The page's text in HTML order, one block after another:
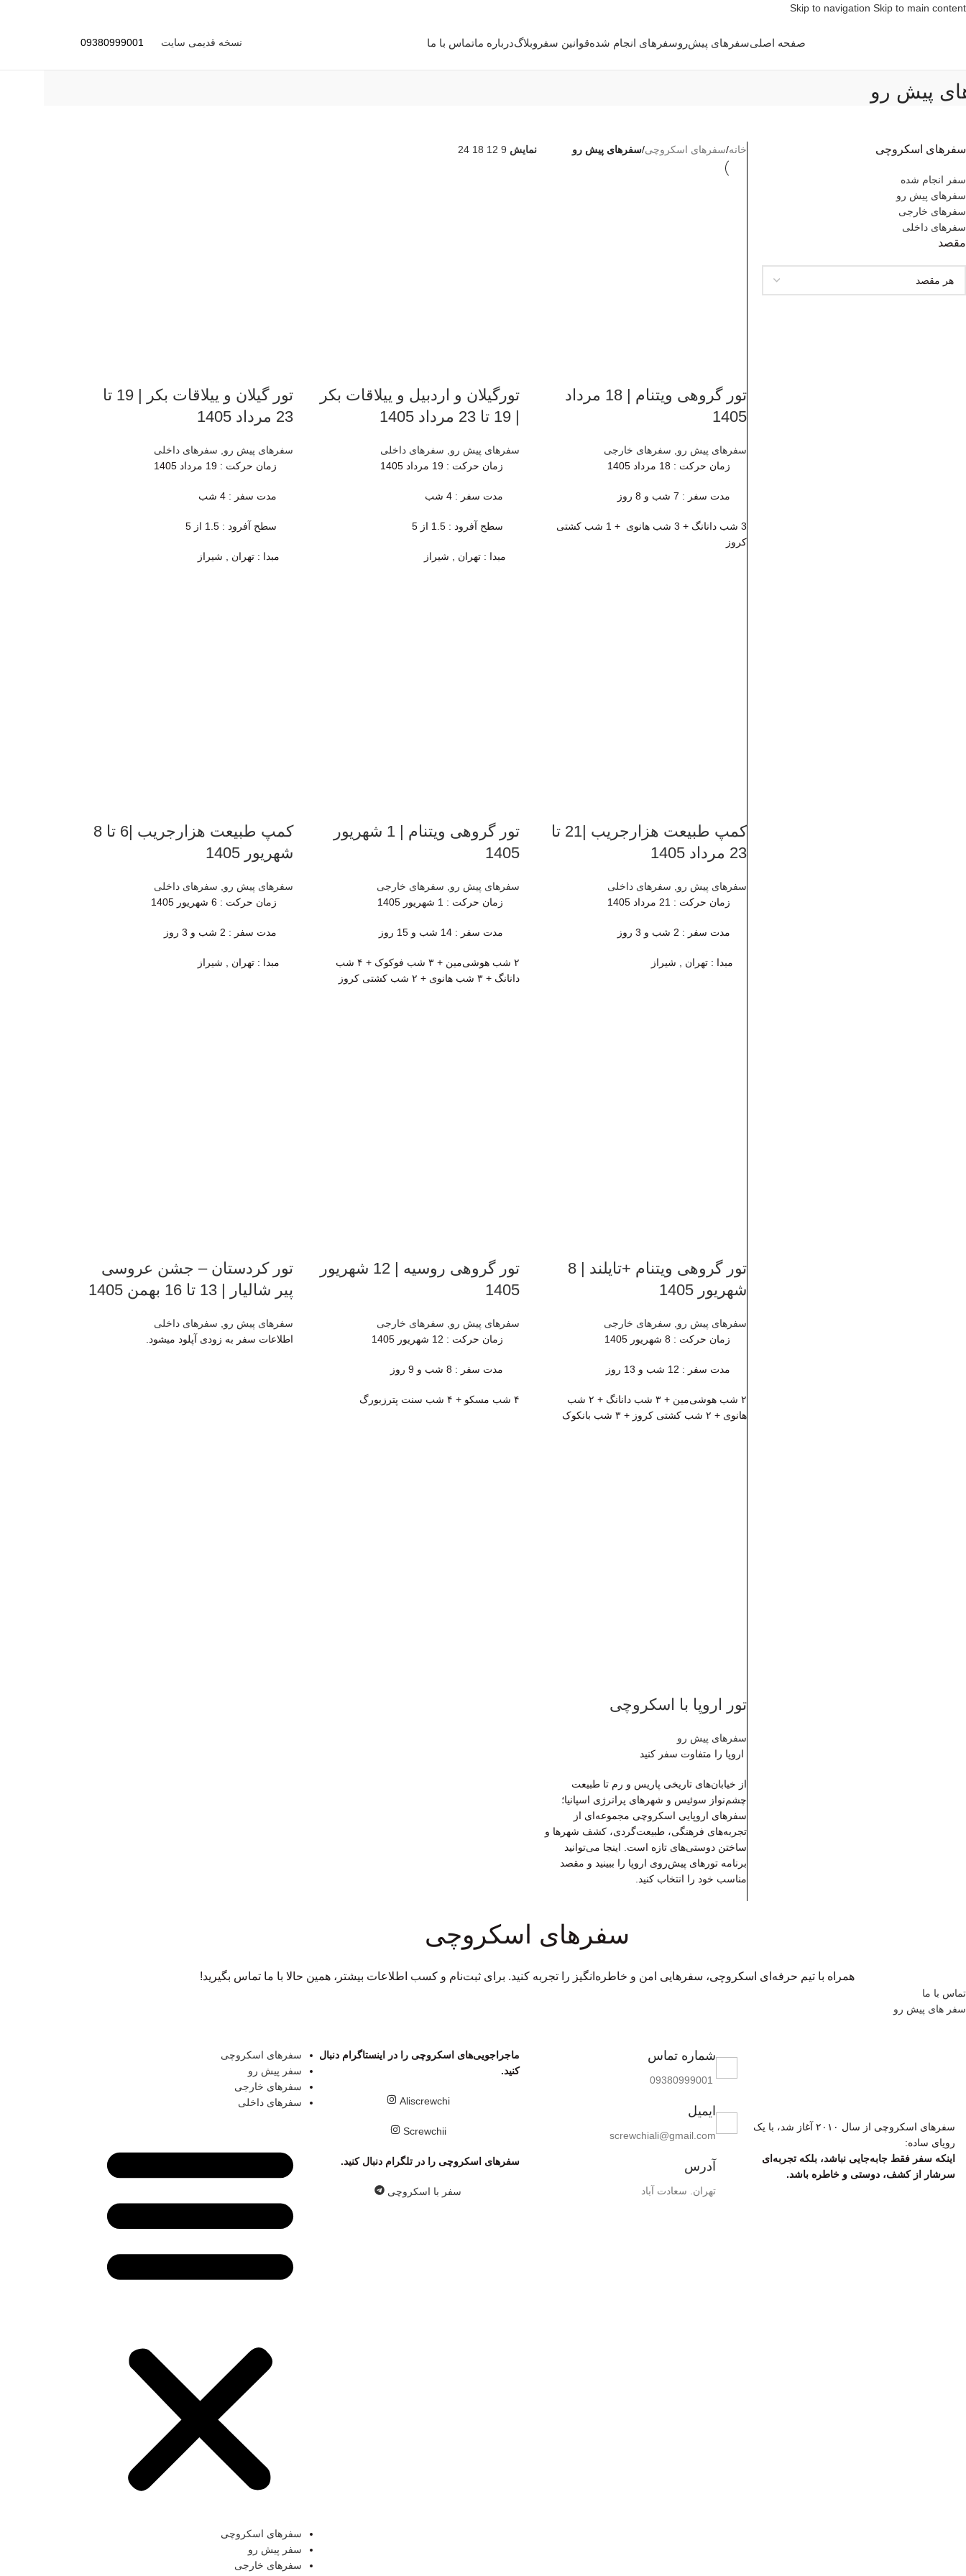
Skip to navigation Skip to main content
صفحه اصلیسفر‌های پیش‌روسفر‌های انجام شدهقوانین سفر وبلاگدرباره ماتماس با ما نسخه قدیمی سایت 09380999001
پیش رو
سفر‌های اسکروچی
سفر انجام شده
سفرهای پیش رو
سفرهای خارجی
سفرهای داخلی
مقصد
خانه/سفر‌های اسکروچی/سفرهای پیش رو نمایش 9
12
18
24
تور گروهی ویتنام | 18 مرداد
1405
سفرهای پیش رو
سفرهای خارجی
زمان حرکت : 18 مرداد 1405
مدت سفر : 7 شب و 8 روز
3 شب دانانگ + 3 شب هانوی + 1 شب کشتی
کروز
تورگیلان و اردبیل و ییلاقات بکر
| 19 تا 23 مرداد 1405
سفرهای پیش رو
سفرهای داخلی
زمان حرکت : 19 مرداد 1405
مدت سفر : 4 شب
سطح آفرود : 1.5 از 5
مبدا : تهران , شیراز
تور گیلان و ییلاقات بکر | 19 تا
23 مرداد 1405
سفرهای پیش رو
سفرهای داخلی
زمان حرکت : 19 مرداد 1405
مدت سفر :4 شب
سطح آفرود : 1.5 از 5
مبدا : تهران , شیراز
کمپ طبیعت هزارجریب |21 تا
23 مرداد 1405
سفرهای پیش رو
سفرهای داخلی
زمان حرکت : 21 مرداد 1405
مدت سفر : 2 شب و 3 روز
مبدا : تهران , شیراز
تور گروهی ویتنام | 1 شهریور
1405
سفرهای پیش رو
سفرهای خارجی
زمان حرکت : 1 شهریور 1405
مدت سفر : 14 شب و 15 روز
۲ شب هوشی‌مین + ۳ شب فوکوک + ۴ شب
دانانگ + ۳ شب هانوی + ۲ شب کشتی کروز
کمپ طبیعت هزارجریب |6 تا 8
شهریور 1405
سفرهای پیش رو
سفرهای داخلی
زمان حرکت : 6 شهریور 1405
مدت سفر : 2 شب و 3 روز
مبدا : تهران , شیراز
تور گروهی ویتنام +تایلند | 8
شهریور 1405
سفرهای پیش رو
سفرهای خارجی
زمان حرکت : 8 شهریور 1405
مدت سفر : 12 شب و 13 روز
۲ شب هوشی‌مین + ۳ شب دانانگ + ۲ شب
هانوی + ۲ شب کشتی کروز + ۳ شب بانکوک
تور گروهی روسیه | 12 شهریور
1405
سفرهای پیش رو
سفرهای خارجی
زمان حرکت : 12 شهریور 1405
مدت سفر : 8 شب و 9 روز
۴ شب مسکو + ۴ شب سنت پترزبورگ
تور کردستان – جشن عروسی
پیر شالیار | 13 تا 16 بهمن 1405
سفرهای پیش رو
سفرهای داخلی
اطلاعات سفر به زودی آپلود میشود.
تور اروپا با اسکروچی
سفرهای پیش رو
اروپا را متفاوت سفر کنید
از خیابان‌های تاریخی پاریس و رم تا طبیعت
چشم‌نواز سوئیس و شهرهای پرانرژی اسپانیا؛
سفرهای اروپایی اسکروچی مجموعه‌ای از
تجربه‌های فرهنگی، طبیعت‌گردی، کشف شهرها و
ساختن دوستی‌های تازه است. اینجا می‌توانید
برنامه تورهای پیش‌روی اروپا را ببینید و مقصد
مناسب خود را انتخاب کنید.
سفر‌های اسکروچی
همراه با تیم حرفه‌ای اسکروچی، سفرهایی امن و خاطره‌انگیز را تجربه کنید. برای ثبت‌نام و کسب اطلاعات بیشتر، همین حالا با ما تماس بگیرید!
تماس با ما
سفر ‌های پیش رو
سفرهای اسکروچی از سال ۲۰۱۰ آغاز شد، با یک
رویای ساده:
اینکه سفر فقط جابه‌جایی نباشد، بلکه تجربه‌ای
سرشار از کشف، دوستی و خاطره باشد.
شماره تماس
ایمیل
screwchiali@gmail.com
آدرس
تهران. سعادت آباد
ماجراجویی‌های اسکروچی را در اینستاگرام دنبال
کنید.
Aliscrewchi
Screwchii
سفر‌های اسکروچی را در تلگرام دنبال کنید.
سفر با اسکروچی
سفر‌های اسکروچی
سفر پیش رو
سفرهای خارجی
سفرهای داخلی
سفر‌های اسکروچی
سفر پیش رو
سفرهای خارجی